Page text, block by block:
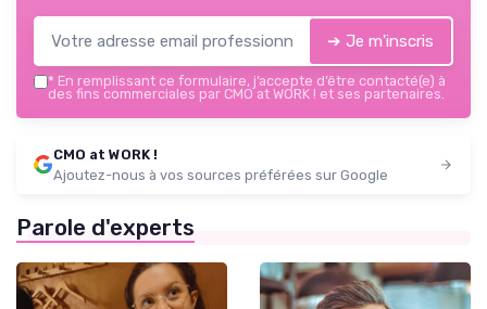
➔ Je m'inscris
* En remplissant ce formulaire, j’accepte d’être contacté(e) à
des fins commerciales par CMO at WORK ! et ses partenaires.
CMO at WORK !
Ajoutez-nous à vos sources préférées sur Google
Parole d'experts